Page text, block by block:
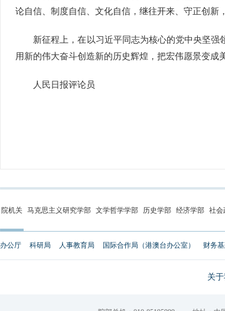
论自信、制度自信、文化自信，继往开来、守正创新
新征程上，在以习近平同志为核心的党中央坚强
用新的伟大奋斗创造新的历史辉煌，把宏伟愿景变成
人民日报评论员
院机关 马克思主义研究学部 文学哲学学部 历史学部 经济学部 社会
办公厅 科研局 人事教育局 国际合作局（港澳台办公室） 财务
关